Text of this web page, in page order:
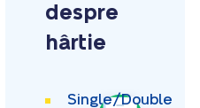
despre
hârtie
Single/Double